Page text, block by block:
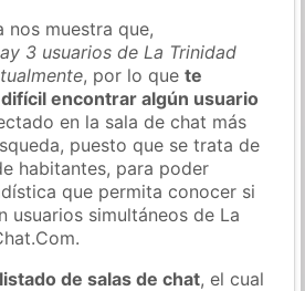
nos muestra que,
3 usuarios de La Trinidad
, por lo quete
encontrar algún usuario
en la sala de chat más
puesto que se trata de
habitantes, para poder
que permita conocer si
usuarios simultáneos de La
listado de salas de chat, el cual